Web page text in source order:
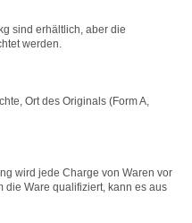
sind erhältlich, aber die
werden.
Ort des Originals (Form A,
wird jede Charge von Waren vor
die Ware qualifiziert, kann es aus